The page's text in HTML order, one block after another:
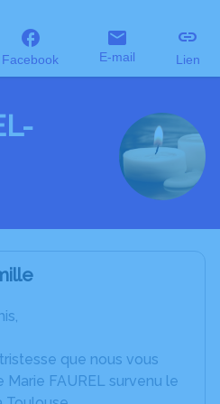
Facebook E-mail Lien
que nous vous
FAUREL survenu le